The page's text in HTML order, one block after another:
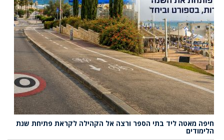
חיפה מאטה ליד בתי הספר ורצה אל הקהילה לקראת פתיחת שנת
הלימודים